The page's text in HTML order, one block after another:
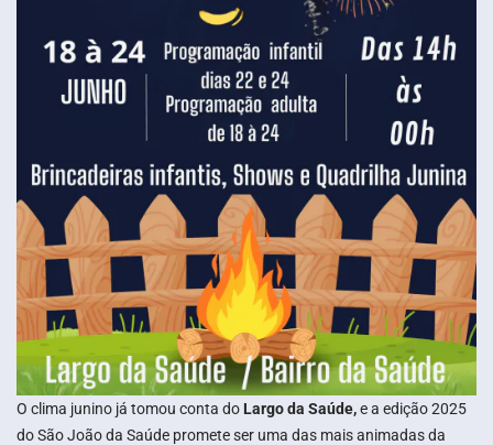
O clima junino já tomou conta do Largo da Saúde,e a edição 2025
do São João da Saúde promete ser uma das mais animadas da